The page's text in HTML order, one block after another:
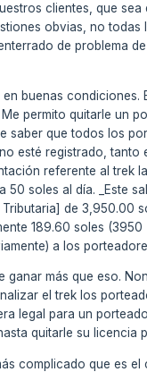
clientes, que
obvias, no
de problema
buenas
permito quitarle un
saber que todos los
esté registrado,
referente al trek
50 soles al día. _Este
Tributaria] de
189.60 soles
a los
ganar más que eso.
el trek los
legal para un
quitarle su licencia
complicado que es